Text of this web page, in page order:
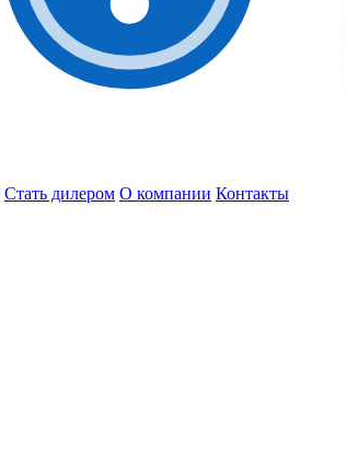
Стать дилером О компании Контакты